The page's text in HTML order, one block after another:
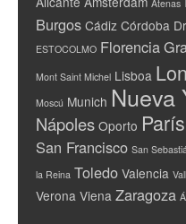
Atenas
Burgos Cádiz Córdoba
ESTOCOLMO Florencia
Mont Saint Michel Lisboa
Moscú Munich Nueva
Nápoles Oporto París
San Francisco San
la Reina Toledo Valencia
Verona Viena Zaragoza